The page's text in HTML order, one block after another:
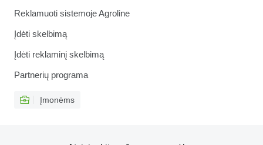
Reklamuoti sistemoje Agroline
Įdėti skelbimą
Įdėti reklaminį skelbimą
Partnerių programa
Įmonėms